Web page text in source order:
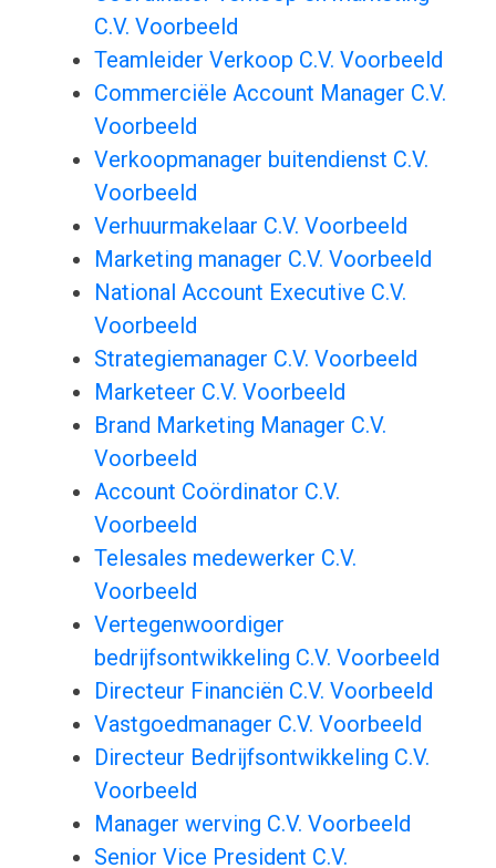
C.V. Voorbeeld
Teamleider Verkoop C.V. Voorbeeld
Commerciële Account Manager C.V.
Voorbeeld
Verkoopmanager buitendienst C.V.
Voorbeeld
Verhuurmakelaar C.V. Voorbeeld
Marketing manager C.V. Voorbeeld
National Account Executive C.V.
Voorbeeld
Strategiemanager C.V. Voorbeeld
Marketeer C.V. Voorbeeld
Brand Marketing Manager C.V.
Voorbeeld
Account Coördinator C.V.
Voorbeeld
Telesales medewerker C.V.
Voorbeeld
Vertegenwoordiger
bedrijfsontwikkeling C.V. Voorbeeld
Directeur Financiën C.V. Voorbeeld
Vastgoedmanager C.V. Voorbeeld
Directeur Bedrijfsontwikkeling C.V.
Voorbeeld
Manager werving C.V. Voorbeeld
Senior Vice President C.V.